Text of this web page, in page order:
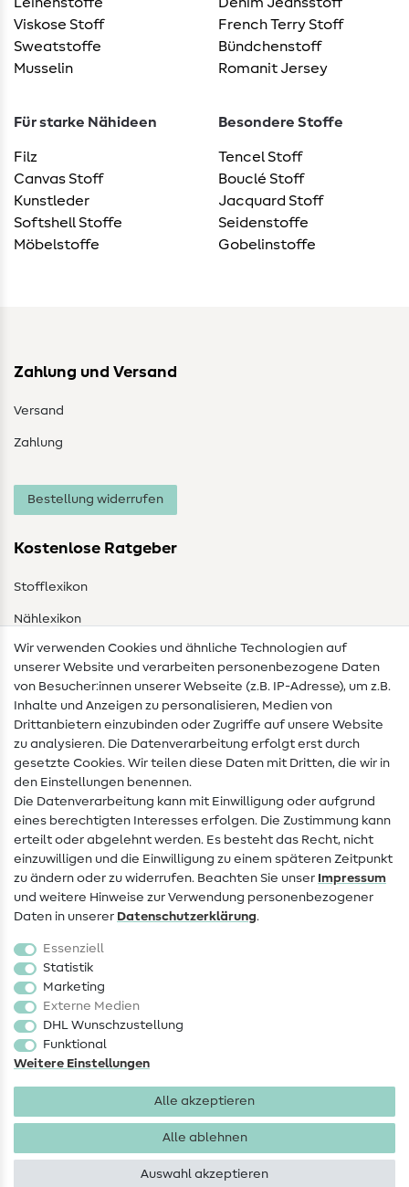
Leinenstoffe
Viskose Stoff
Sweatstoffe
Musselin
Denim Jeansstoff
French Terry Stoff
Bündchenstoff
Romanit Jersey
Für starke Nähideen
Filz
Canvas Stoff
Kunstleder
Softshell Stoffe
Möbelstoffe
Besondere Stoffe
Tencel Stoff
Bouclé Stoff
Jacquard Stoff
Seidenstoffe
Gobelinstoffe
Zahlung und Versand
Versand
Zahlung
Bestellung widerrufen
Kostenlose Ratgeber
Stofflexikon
Nählexikon
Nähanleitungen
Hilfe & Kontakt
Kontakt
Infos zum Betreiberwechsel
Widerrufsrecht
Beliebt
Stoffe
Sale
Schnittmuster
Wir verwenden Cookies und ähnliche Technologien auf
unserer Website und verarbeiten personenbezogene Daten
von Besucher:innen unserer Webseite (z.B. IP-Adresse), um z.B.
Inhalte und Anzeigen zu personalisieren, Medien von
Drittanbietern einzubinden oder Zugriffe auf unsere Website
zu analysieren. Die Datenverarbeitung erfolgt erst durch
gesetzte Cookies. Wir teilen diese Daten mit Dritten, die wir in
den Einstellungen benennen.
Die Datenverarbeitung kann mit Einwilligung oder aufgrund
eines berechtigten Interesses erfolgen. Die Zustimmung kann
erteilt oder abgelehnt werden. Es besteht das Recht, nicht
einzuwilligen und die Einwilligung zu einem späteren Zeitpunkt
zu ändern oder zu widerrufen. Beachten Sie unser Impressum
und weitere Hinweise zur Verwendung personenbezogener
Daten in unserer Daten­schutz­erklärung.
Essenziell
Statistik
Marketing
Externe Medien
DHL Wunschzustellung
Funktional
Weitere Einstellungen
Alle akzeptieren
Alle ablehnen
Auswahl akzeptieren
Impressum Datenschutz
AGB
Copyright 2026 SewIY GmbH